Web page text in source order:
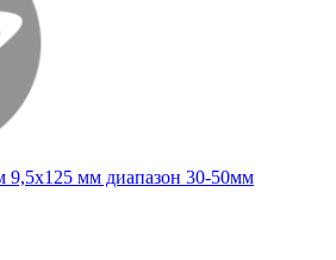
9,5х125 мм диапазон 30-50мм